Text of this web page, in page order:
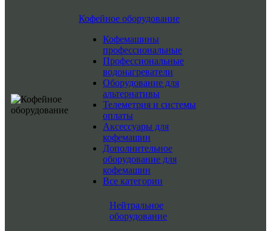
Кофейное оборудование
Кофемашины
профессиональные
Профессиональные
водонагреватели
Оборудование для
альтернативы
Телеметрия и системы
оплаты
Аксессуары для
кофемашин
Дополнительное
оборудование для
кофемашин
Все категории
Нейтральное
оборудование